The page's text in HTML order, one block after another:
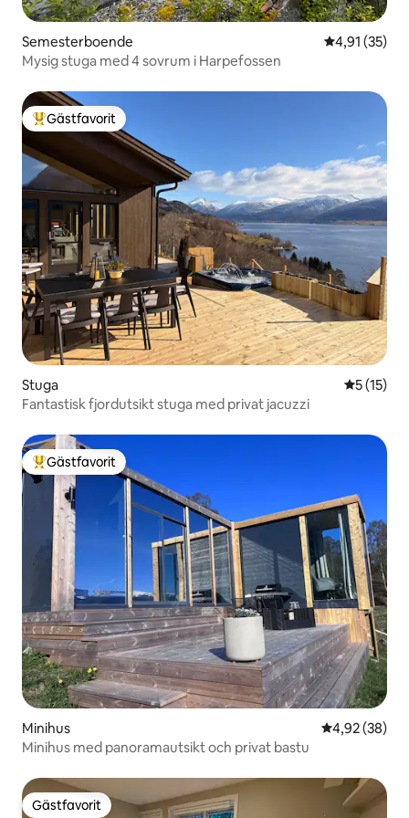
Semesterboende 4,91 av 5 i
4,91 (35)
Mysig stuga med 4 sovrum i Harpefossen
Populär gästfavorit
Gästfavorit
Stuga 5 av 5 i
5 (15)
Fantastisk fjordutsikt stuga med privat jacuzzi
Populär gästfavorit
Gästfavorit
Minihus 4,92 av 5 i
4,92 (38)
Minihus med panoramautsikt och privat bastu
Gästfavorit
Gästfavorit